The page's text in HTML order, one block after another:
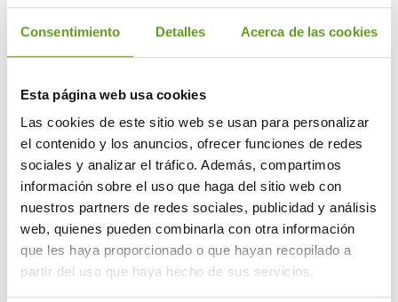
Consentimiento Detalles Acerca de las cookies
Esta página web usa cookies
Las cookies de este sitio web se usan para personalizar
el contenido y los anuncios, ofrecer funciones de redes
sociales y analizar el tráfico. Además, compartimos
información sobre el uso que haga del sitio web con
nuestros partners de redes sociales, publicidad y análisis
web, quienes pueden combinarla con otra información
que les haya proporcionado o que hayan recopilado a
partir del uso que haya hecho de sus servicios.
cualquier consulta o posibles averías
y resolverlas en el menor tiempo
posible que recibamos a través del
teléfono, del mail y del servicio de
whatsapp.
Seguro de responsabilidad civilante
posibles daños y perjuicios que
puedan derivarse de la máquina y/o